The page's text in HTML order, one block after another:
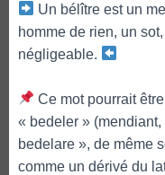
Un bélître est un
homme de rien, un
négligeable.
Ce mot pourrait
« bedeler »
bedelare », de même
comme un dérivé du